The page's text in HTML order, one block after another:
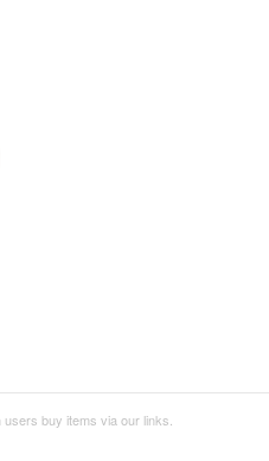
buy items via our links.